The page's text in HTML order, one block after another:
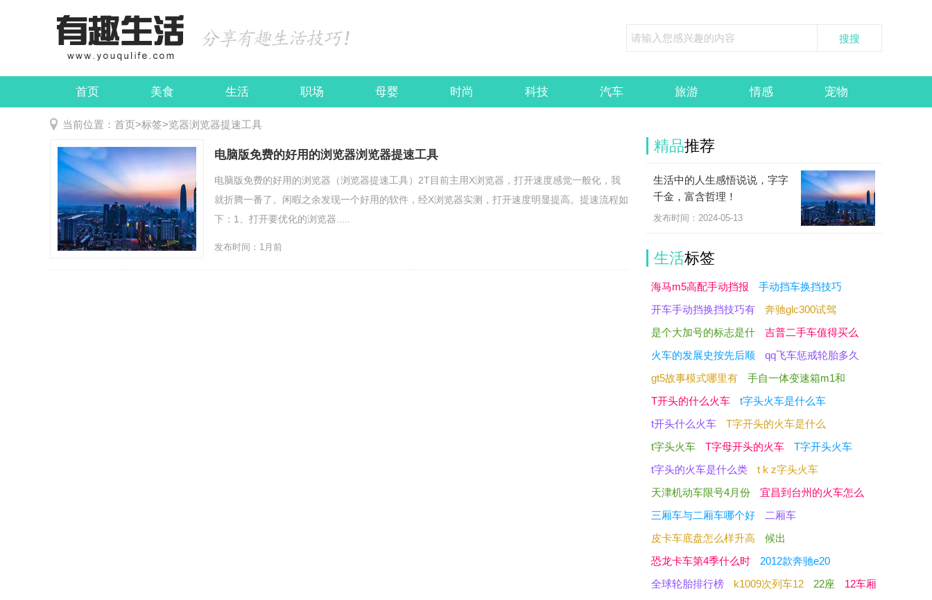
首页 美食 生活 职场 母婴 时尚 科技 汽车 旅游 情感 宠物
娱乐 民俗
当前位置： 首页>标签>览器浏览器提速工具
电脑版免费的好用的浏览器浏览器提速工具
电脑版免费的好用的浏览器（浏览器提速工具）2T目前主用X浏览器，打开速度感觉一般化，我
就折腾一番了。闲暇之余发现一个好用的软件，经X浏览器实测，打开速度明显提高。提速流程如
下：1、打开要优化的浏览器.....
发布时间：1月前
精品推荐
生活中的人生感悟说说，字字
千金，富含哲理！
发布时间：2024-05-13
生活标签
海马m5高配手动挡报
手动挡车换挡技巧
开车手动挡换挡技巧有
奔驰glc300试驾
是个大加号的标志是什
吉普二手车值得买么
火车的发展史按先后顺
qq飞车惩戒轮胎多久
gt5故事模式哪里有
手自一体变速箱m1和
T开头的什么火车
t字头火车是什么车
t开头什么火车
T字开头的火车是什么
t字头火车
T字母开头的火车
T字开头火车
t字头的火车是什么类
t k z字头火车
天津机动车限号4月份
宜昌到台州的火车怎么
三厢车与二厢车哪个好
二厢车
皮卡车底盘怎么样升高
候出
恐龙卡车第4季什么时
2012款奔驰e20
全球轮胎排行榜
k1009次列车12 22座
12车厢